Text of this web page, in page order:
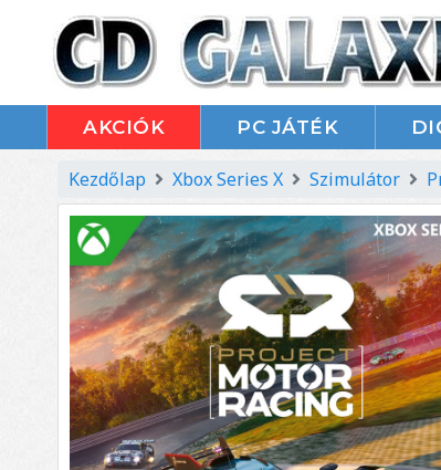
AKCIÓK PC JÁTÉK
Kezdőlap Xbox Series X Szimulátor